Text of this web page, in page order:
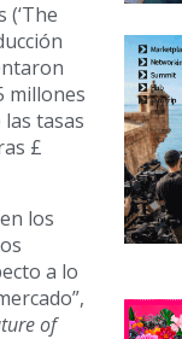
millones
tasas
£
los
a lo
of